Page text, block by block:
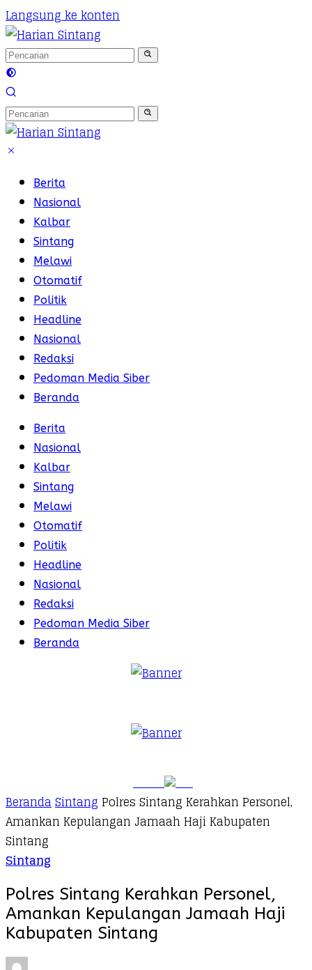
Langsung ke konten
Berita
Nasional
Kalbar
Sintang
Melawi
Otomatif
Politik
Headline
Nasional
Redaksi
Pedoman Media Siber
Beranda
Berita
Nasional
Kalbar
Sintang
Melawi
Otomatif
Politik
Headline
Nasional
Redaksi
Pedoman Media Siber
Beranda
BerandaSintang Polres Sintang Kerahkan Personel,
Amankan Kepulangan Jamaah Haji Kabupaten
Sintang
Sintang
Polres Sintang Kerahkan Personel,
Amankan Kepulangan Jamaah Haji
Kabupaten Sintang